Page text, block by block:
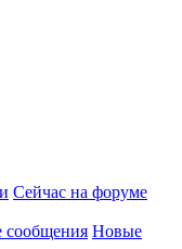
Сейчас на форуме
Новые